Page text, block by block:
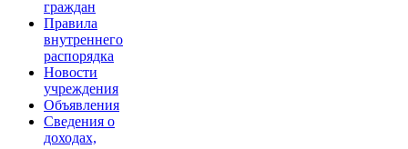
граждан
Правила
внутреннего
распорядка
Новости
учреждения
Объявления
Сведения о
доходах,